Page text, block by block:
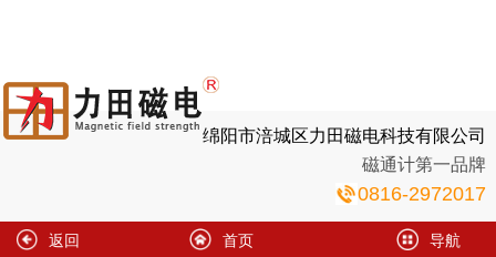
绵阳市涪城区力田磁电科技有限公司
磁通计第一品牌
0816-2972017
返回 首页 导航